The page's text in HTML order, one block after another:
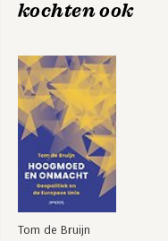
Van Rossem
kochten ook
Tom de Bruijn